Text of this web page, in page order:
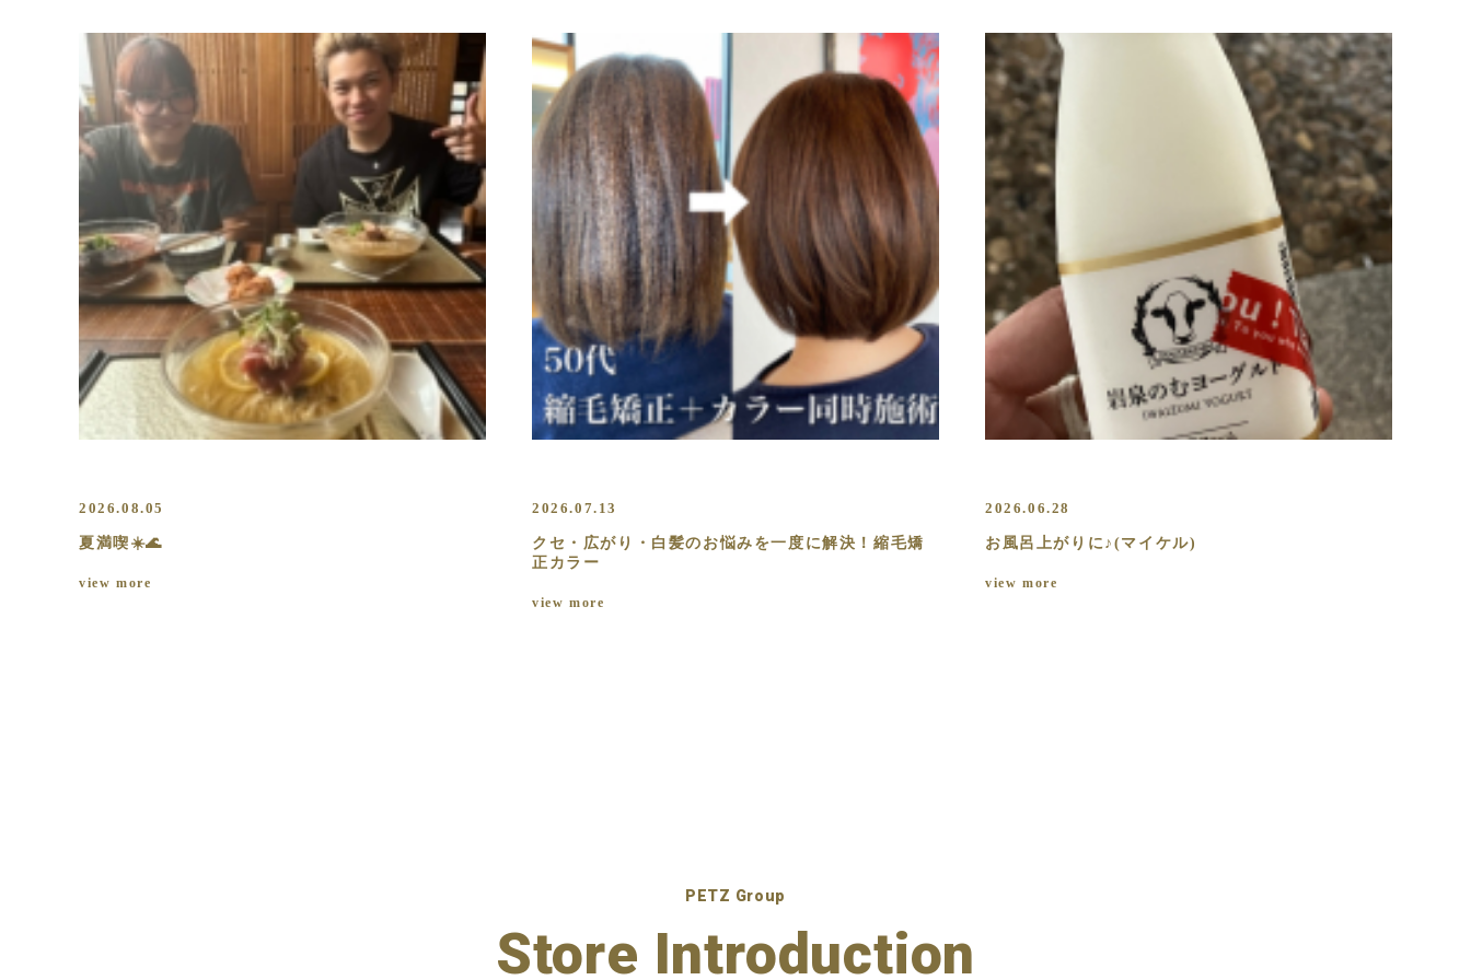
2026.08.05
夏満喫☀️🌊
view more
2026.07.13
クセ・広がり・白髪のお悩みを一度に解決！縮毛矯
正カラー
view more
2026.06.28
お風呂上がりに♪(マイケル)
view more
PETZ Group
Store Introduction